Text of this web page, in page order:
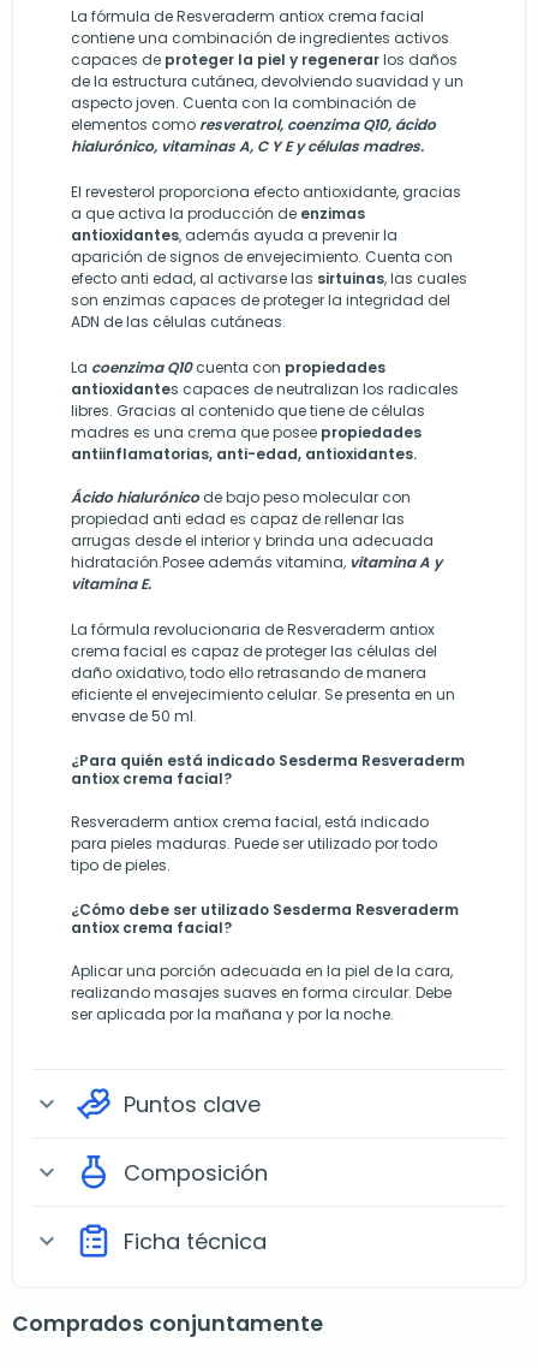
La fórmula de Resveraderm antiox crema facial
contiene una combinación de ingredientes activos
capaces de proteger la piel y regenerarlos daños
de la estructura cutánea, devolviendo suavidad y un
aspecto joven. Cuenta con la combinación de
elementos como resveratrol, coenzima Q10, ácido
hialurónico, vitaminas A, C Y E y células madres.
El revesterol proporciona efecto antioxidante, gracias
a que activa la producción de enzimas
antioxidantes, además ayuda a prevenir la
aparición de signos de envejecimiento. Cuenta con
efecto anti edad, al activarse las sirtuinas, las cuales
son enzimas capaces de proteger la integridad del
ADN de las células cutáneas.
La coenzima Q10cuenta con propiedades
antioxidantes capaces de neutralizan los radicales
libres. Gracias al contenido que tiene de células
madres es una crema que posee propiedades
antiinflamatorias, anti-edad, antioxidantes.
Ácido hialurónico de bajo peso molecular con
propiedad anti edad es capaz de rellenar las
arrugas desde el interior y brinda una adecuada
hidratación.Posee además vitamina,vitamina A y
vitamina E.
La fórmula revolucionaria de Resveraderm antiox
crema facial es capaz de proteger las células del
daño oxidativo, todo ello retrasando de manera
eficiente el envejecimiento celular. Se presenta en un
envase de 50 ml.
¿Para quién está indicado Sesderma Resveraderm
antiox crema facial?
Resveraderm antiox crema facial, está indicado
para pieles maduras. Puede ser utilizado por todo
tipo de pieles.
¿Cómo debe ser utilizado Sesderma Resveraderm
antiox crema facial?
Aplicar una porción adecuada en la piel de la cara,
realizando masajes suaves en forma circular. Debe
ser aplicada por la mañana y por la noche.
expand_more Puntos clave
expand_more Composición
expand_more Ficha técnica
Comprados conjuntamente